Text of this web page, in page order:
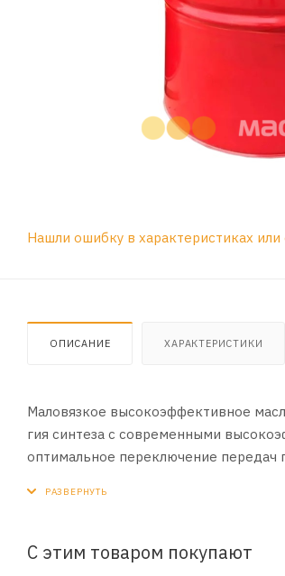
Нашли ошибку в характеристиках или
ОПИСАНИЕ ХАРАКТЕРИСТИКИ
Маловязкое высокоэффективное
гия синтеза с современными
оптимальное переключение передач
ПРИМЕНЕНИЕ:
С этим товаром покупают